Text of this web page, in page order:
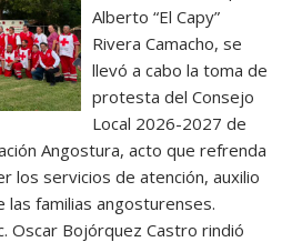
Alberto “El Capy”
Rivera Camacho, se
llevó a cabo la toma de
protesta del Consejo
Local 2026-2027 de
Angostura, acto que refrenda
los servicios de atención, auxilio
las familias angosturenses.
Oscar Bojórquez Castro rindió